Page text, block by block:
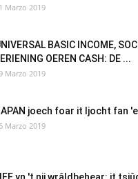
Marzo 2019
BASIC INCOME,
OEREN CASH: DE ...
Marzo 2019
joech foar it ljocht fan 'e
Marzo 2019